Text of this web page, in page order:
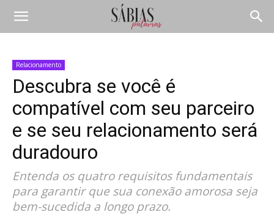
Relacionamento
Descubra se você é
compatível com seu parceiro
e se seu relacionamento será
duradouro
Entenda os quatro requisitos fundamentais
para garantir que sua conexão amorosa seja
bem-sucedida a longo prazo.